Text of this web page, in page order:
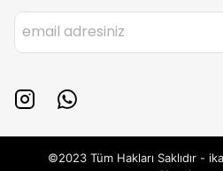
©2023 Tüm Hakları Saklıdır -